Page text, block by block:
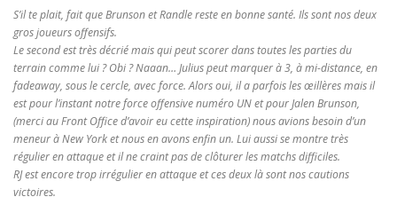
S’il te plait, fait que Brunson et Randle reste en bonne santé. Ils sont nos deux
gros joueurs offensifs.
Le second est très décrié mais qui peut scorer dans toutes les parties du
terrain comme lui ? Obi ? Naaan… Julius peut marquer à 3, à mi-distance, en
fadeaway, sous le cercle, avec force. Alors oui, il a parfois les œillères mais il
est pour l’instant notre force offensive numéro UN et pour Jalen Brunson,
(merci au Front Office d’avoir eu cette inspiration) nous avions besoin d’un
meneur à New York et nous en avons enfin un. Lui aussi se montre très
régulier en attaque et il ne craint pas de clôturer les matchs difficiles.
RJ est encore trop irrégulier en attaque et ces deux là sont nos cautions
victoires.